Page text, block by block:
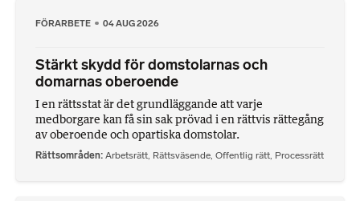
FÖRARBETE 04 AUG 2026
Stärkt skydd för domstolarnas och
domarnas oberoende
I en rättsstat är det grundläggande att varje
medborgare kan få sin sak prövad i en rättvis rättegång
av oberoende och opartiska domstolar.
Rättsområden Arbetsrätt, Rättsväsende, Offentlig rätt, Processrätt